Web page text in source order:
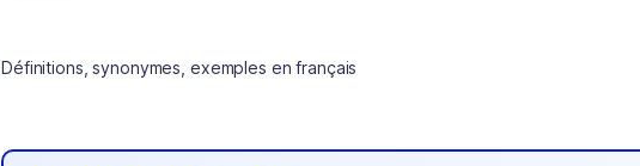
Définitions, synonymes, exemples en français